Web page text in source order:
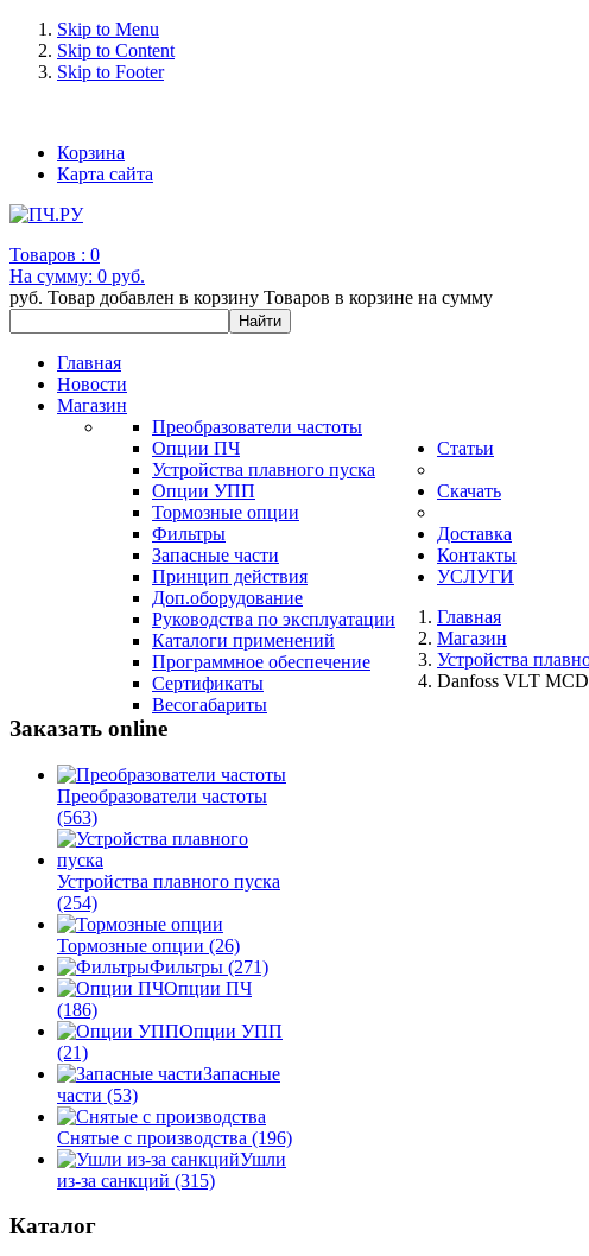
Skip to Menu
Skip to Content
Skip to Footer
Корзина
Карта сайта
Товаров : 0
На сумму: 0 руб.
руб. Товар добавлен в корзину Товаров в корзине на сумму
Главная
Новости
Магазин
Преобразователи частоты
Опции ПЧ
Устройства плавного пуска
Опции УПП
Тормозные опции
Фильтры
Запасные части
Статьи
Принцип действия
Доп.оборудование
Скачать
Руководства по эксплуатации
Каталоги применений
Программное обеспечение
Сертификаты
Весогабариты
Доставка
Контакты
УСЛУГИ
Главная
Магазин
Устройства
Danfoss VLT
Заказать online
Преобразователи частоты
(563)
Устройства плавного пуска
(254)
Тормозные опции (26)
Фильтры (271)
Опции ПЧ
(186)
Опции УПП
(21)
Запасные
части (53)
Снятые с производства (196)
Ушли
из-за санкций (315)
Каталог